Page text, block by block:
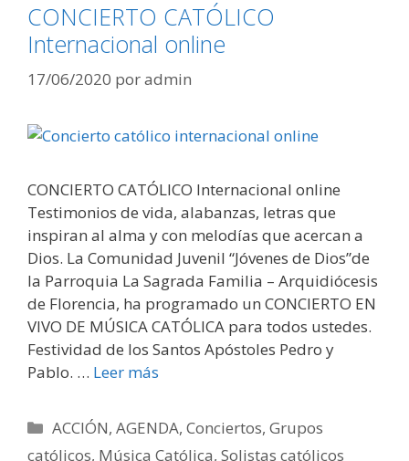
CONCIERTO CATÓLICO
Internacional online
17/06/2020 poradmin
CONCIERTO CATÓLICO Internacional online
Testimonios de vida, alabanzas, letras que
inspiran al alma y con melodías que acercan a
Dios. La Comunidad Juvenil “Jóvenes de Dios”de
la Parroquia La Sagrada Familia – Arquidiócesis
de Florencia, ha programado un CONCIERTO EN
VIVO DE MÚSICA CATÓLICA para todos ustedes.
Festividad de los Santos Apóstoles Pedro y
Pablo. … Leer más
Categorías
ACCIÓN,AGENDA,Conciertos,Grupos
católicos, Música Católica, Solistas católicos